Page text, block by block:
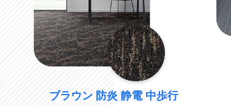
ブラウン 防炎 静電 中歩行